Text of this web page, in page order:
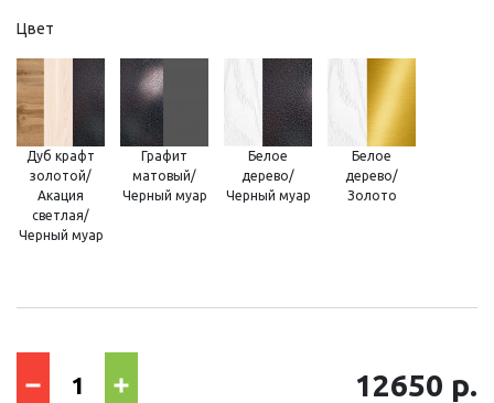
Цвет
Дуб крафт
золотой/
Акация
светлая/
Черный муар
Графит
матовый/
Черный муар
Белое
дерево/
Черный муар
Белое
дерево/
Золото
12650 р.